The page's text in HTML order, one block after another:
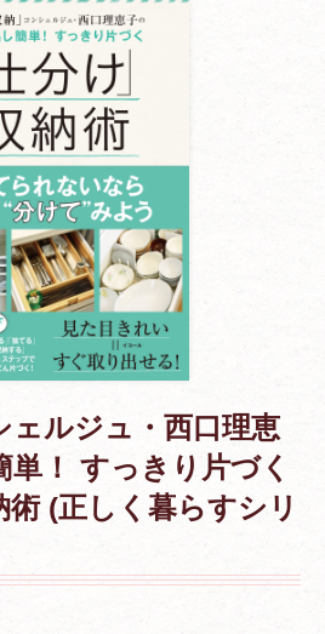
ェルジュ・西口理恵
！ すっきり片づく
術 (正しく暮らすシリ